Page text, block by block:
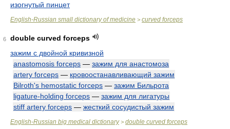
изогнутый пинцет
English-Russian small dictionary of medicine > curved forceps
6
double curved forceps
зажим с двойной кривизной
anastomosis forceps — зажим для анастомоза
artery forceps — кровоостанавливающий зажим
Bilroth's hemostatic forceps — зажим Бильрота
ligature-holding forceps — зажим для лигатуры
stiff artery forceps — жесткий сосудистый зажим
English-Russian big medical dictionary> double curved forceps